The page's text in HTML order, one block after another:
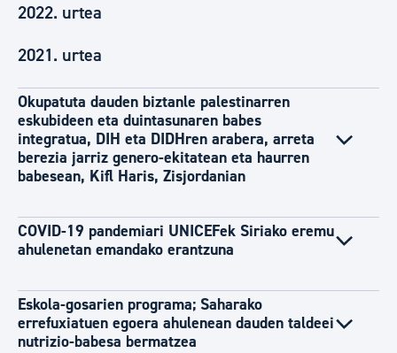
2022. urtea
2021. urtea
Okupatuta dauden biztanle palestinarren
eskubideen eta duintasunaren babes
integratua, DIH eta DIDHren arabera, arreta
berezia jarriz genero-ekitatean eta haurren
babesean, Kifl Haris, Zisjordanian
COVID-19 pandemiari UNICEFek Siriako eremu
ahulenetan emandako erantzuna
Eskola-gosarien programa; Saharako
errefuxiatuen egoera ahulenean dauden taldeei
nutrizio-babesa bermatzea